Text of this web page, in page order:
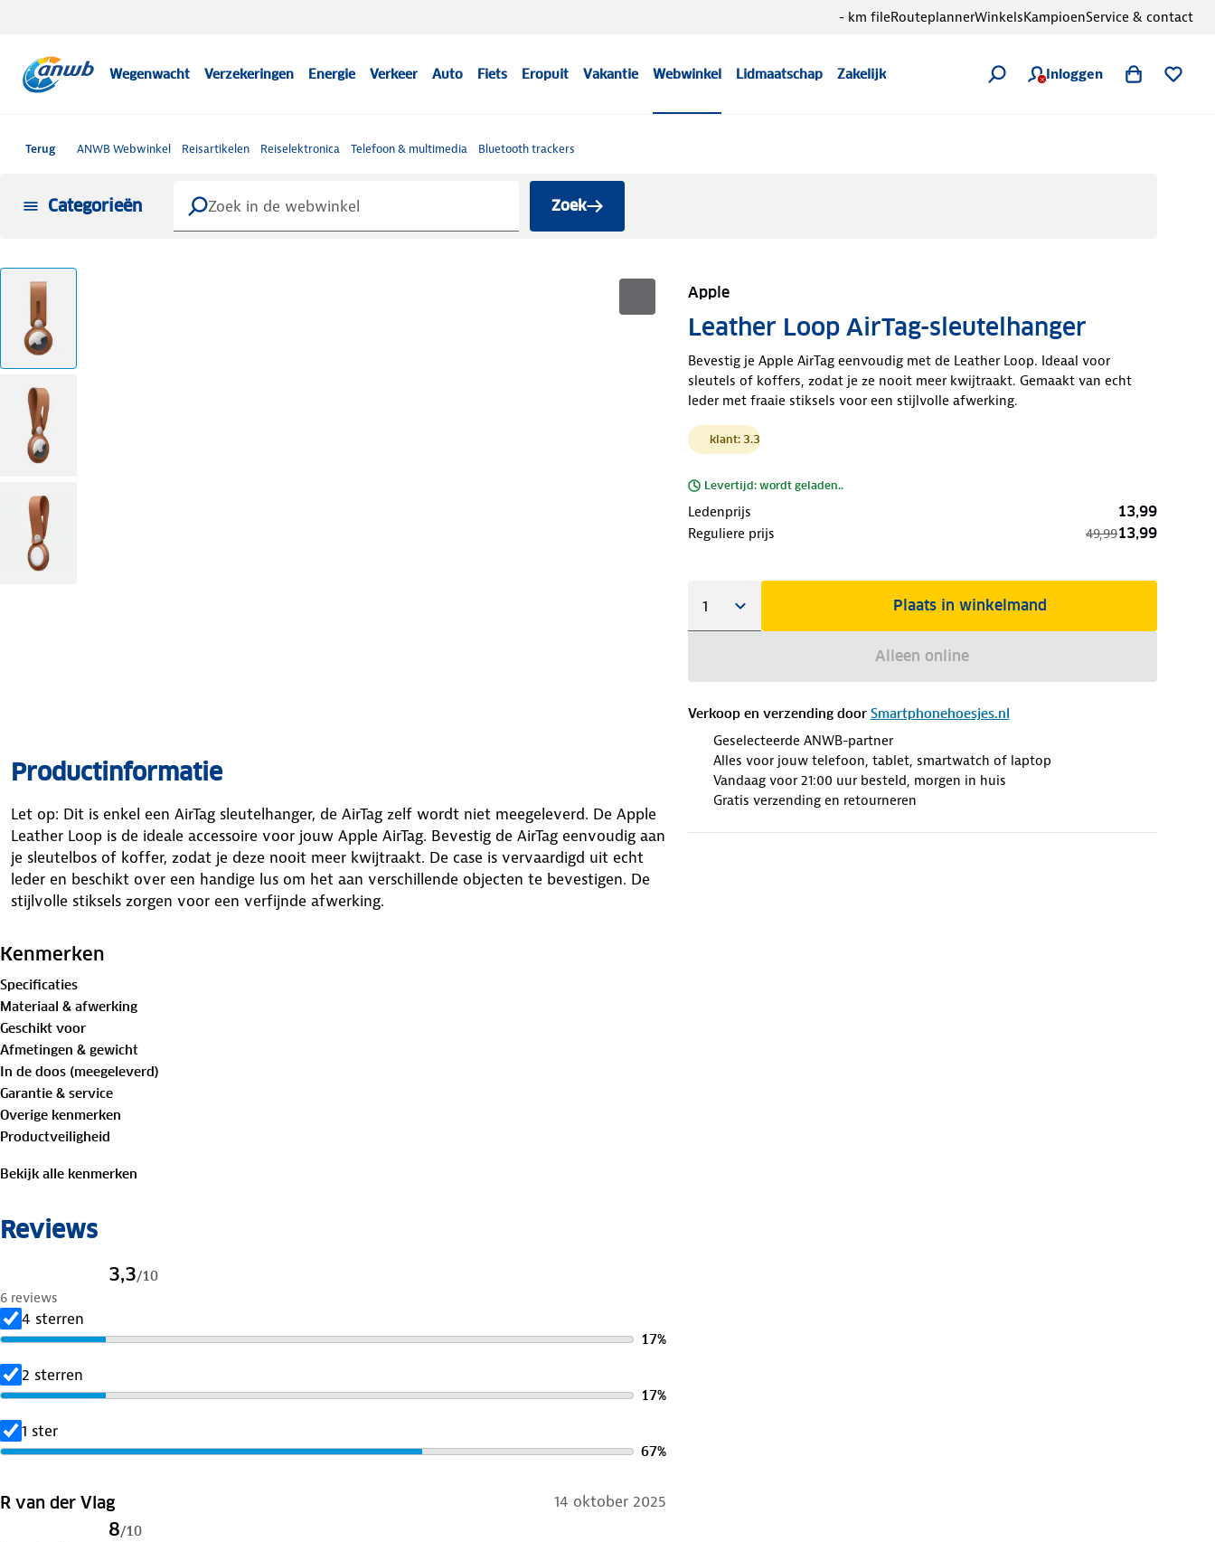
Wegenwacht Verzekeringen Energie Verkeer Auto Fiets Eropuit Vakantie Webwinkel Lidmaatschap Zakelijk Inloggen
- km fileRouteplannerWinkelsKampioenService & contact
Terug ANWB Webwinkel Reisartikelen Reiselektronica Telefoon & multimedia Bluetooth trackers
Categorieën Zoek
Apple
Leather Loop AirTag-sleutelhanger
Bevestig je Apple AirTag eenvoudig met de Leather Loop. Ideaal voor
sleutels of koffers, zodat je ze nooit meer kwijtraakt. Gemaakt van echt
leder met fraaie stiksels voor een stijlvolle afwerking.
klant: 3.3
Levertijd: wordt geladen..
Ledenprijs 13,99
Reguliere prijs 49,9913,99
Plaats in winkelmand
Alleen online
Verkoop en verzending door Smartphonehoesjes.nl
Geselecteerde ANWB-partner
Alles voor jouw telefoon, tablet, smartwatch of laptop
Vandaag voor 21:00 uur besteld, morgen in huis
Gratis verzending en retourneren
Productinformatie
Let op: Dit is enkel een AirTag sleutelhanger, de AirTag zelf wordt niet meegeleverd. De Apple
Leather Loop is de ideale accessoire voor jouw Apple AirTag. Bevestig de AirTag eenvoudig aan
je sleutelbos of koffer, zodat je deze nooit meer kwijtraakt. De case is vervaardigd uit echt
leder en beschikt over een handige lus om het aan verschillende objecten te bevestigen. De
stijlvolle stiksels zorgen voor een verfijnde afwerking.
Kenmerken
Specificaties
Materiaal & afwerking
Geschikt voor
Afmetingen & gewicht
In de doos (meegeleverd)
Garantie & service
Overige kenmerken
Productveiligheid
Bekijk alle kenmerken
Reviews
3,3/10
6 reviews
4 sterren
17%
2 sterren
17%
1 ster
67%
R van der Vlag 14 oktober 2025
8/10